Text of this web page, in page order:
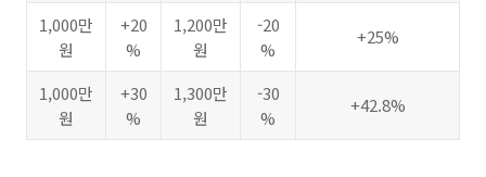
1,000만
원
+20
%
1,200만
원
-20
%
+25%
1,000만
원
+30
%
1,300만
원
-30
%
+42.8%